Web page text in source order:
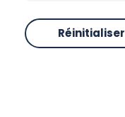
Réinitialiser